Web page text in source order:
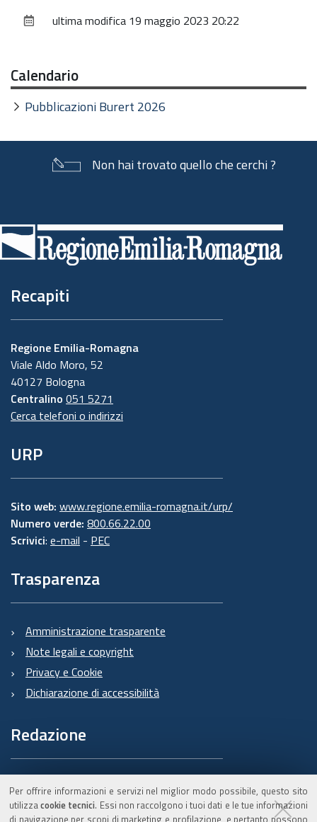
Per offrire informazioni e servizi nel miglior modo possibile, questo sito
utilizzacookie tecnici. Essi non raccolgono i tuoi dati e le tue informazioni
di navigazione per scopi di marketing e profilazione, e pertanto possono
documentoultima modifica 19 maggio 2023 20:22
Calendario
Pubblicazioni Burert 2026
Non hai trovato quello che cerchi ?
di
pagina
Recapiti
Regione Emilia-Romagna
Viale Aldo Moro, 52
40127 Bologna
Centralino 051 5271
Cerca telefoni o indirizzi
URP
Sito web: www.regione.emilia-romagna.it/urp/
Numero verde: 800.66.22.00
Scrivici: e-mail - PEC
Trasparenza
Amministrazione trasparente
Note legali e copyright
Privacy e Cookie
Dichiarazione di accessibilità
Redazione
Informazioni sul Burert
e contatti